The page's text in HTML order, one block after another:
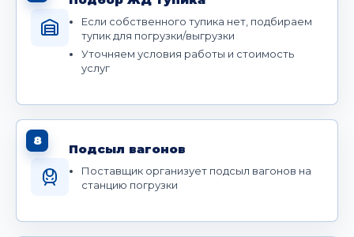
Если собственного тупика нет, подбираем
тупик для погрузки/выгрузки
Уточняем условия работы и стоимость
услуг
8
Подсыл вагонов
Поставщик организует подсыл вагонов на
станцию погрузки